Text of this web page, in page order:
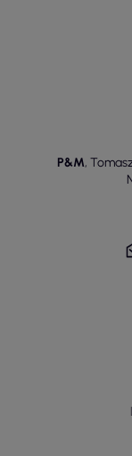
P&M,